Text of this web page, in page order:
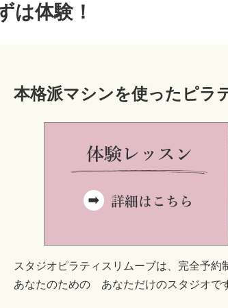
は体験！
本格派マシンを使ったピラ
スタジオピラティスリムーブは、完全予約
あなたのための あなただけのスタジオで